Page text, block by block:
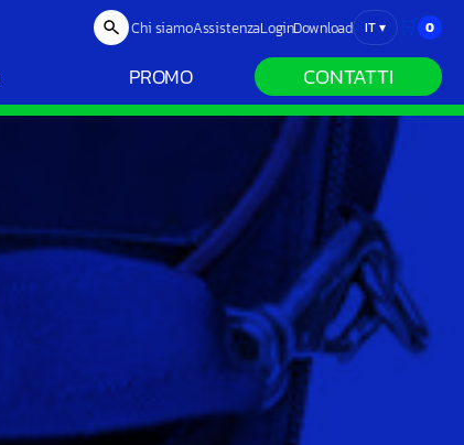
Chi siamoAssistenzaLoginDownload IT▾ 0
PROMO CONTATTI